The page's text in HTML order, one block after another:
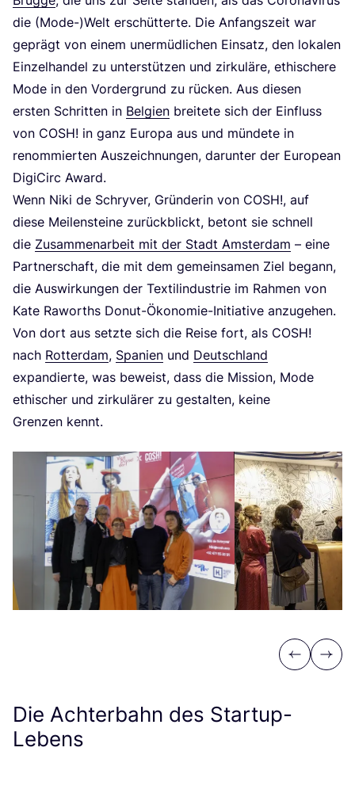
die (Mode-)Welt erschüt­ter­te. Die Anfangs­zeit war
geprägt von einem uner­müd­li­chen Ein­satz, den loka­len
Ein­zel­han­del zu unter­stüt­zen und zir­ku­lä­re, ethi­sche­re
Mode in den Vor­der­grund zu rücken. Aus die­sen
ers­ten Schrit­ten in Bel­gi­en brei­te­te sich der Ein­fluss
von COSH! in ganz Euro­pa aus und mün­de­te in
renom­mier­ten Aus­zeich­nun­gen, dar­un­ter der Euro­pean
Digi­Circ Award.
Wenn Niki de Schry­ver, Grün­de­rin von COSH!, auf
die­se Mei­len­stei­ne zurück­blickt, betont sie schnell
die Zusam­men­ar­beit mit der Stadt Ams­ter­dam – eine
Part­ner­schaft, die mit dem gemein­sa­men Ziel begann,
die Aus­wir­kun­gen der Tex­til­in­dus­trie im Rah­men von
Kate Rawort­hs Donut-Öko­no­mie-Initia­ti­ve anzu­ge­hen.
Von dort aus setz­te sich die Rei­se fort, als COSH!
nach Rot­ter­dam, Spa­ni­en und Deutsch­land
expan­dier­te, was beweist, dass die Mis­si­on, Mode
ethi­scher und zir­ku­lä­rer zu gestal­ten, kei­ne
Gren­zen kennt.
Previous
Next
Die Achterbahn des Startup-
Lebens